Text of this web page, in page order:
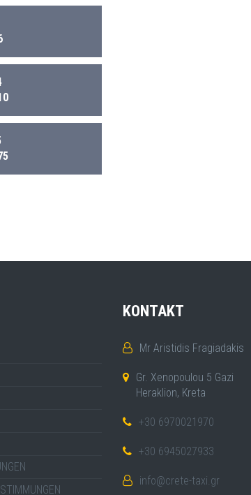
KONTAKT
Mr Aristidis Fragiadakis
Gr. Xenopoulou 5 Gazi
Heraklion, Kreta
+30 6970021970
+30 6945027933
info@crete-taxi.gr